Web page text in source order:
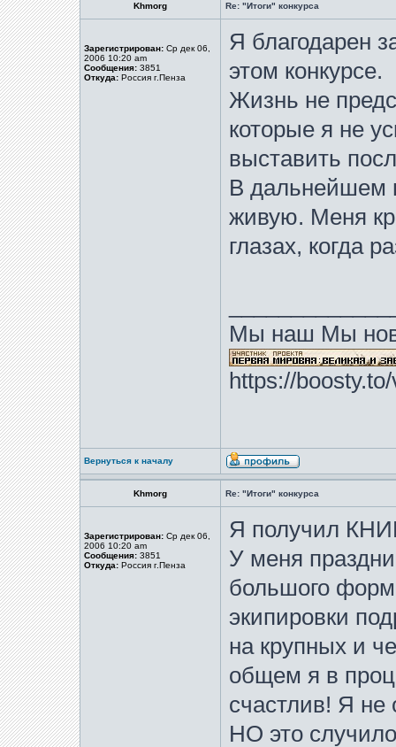
Khmorg Re: "Итоги" конкурса
Зарегистрирован: Ср дек 06,
2006 10:20 am
Сообщения: 3851
Откуда: Россия г.Пенза
Я благодарен
этом конкурсе.
Жизнь не
которые я не
выставить
В дальнейшем
живую. Меня
глазах, когда
Мы наш Мы
https://
Вернуться к началу
Khmorg Re: "Итоги" конкурса
Зарегистрирован: Ср дек 06,
2006 10:20 am
Сообщения: 3851
Откуда: Россия г.Пенза
Я получил
У меня
большого
экипировки
на крупных и
общем я в
счастлив! Я не
НО это